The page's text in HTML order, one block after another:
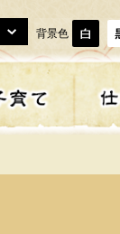
背景色
戸
福祉
子
事
泊
補